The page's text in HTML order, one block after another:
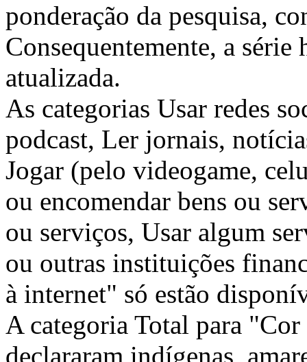
ponderação da pesquisa,
Consequentemente, a
atualizada.
As categorias Usar redes
podcast, Ler jornais,
Jogar (pelo videogame,
ou encomendar bens ou
ou serviços, Usar algum
ou outras instituições
à internet" só estão
A categoria Total para
declararam indígenas,